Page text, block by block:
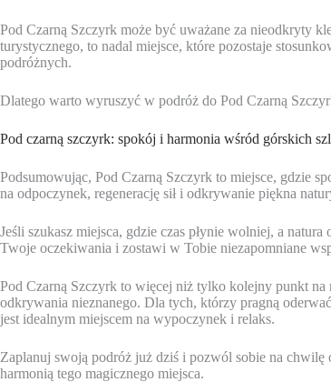
Pod Czarną Szczyrk może być uważane za nieodkryty
turystycznego, to nadal miejsce, które pozostaje
podróżnych.
Dlatego warto wyruszyć w podróż do Pod Czarną
Pod czarną szczyrk: spokój i harmonia wśród górskich
Podsumowując, Pod Czarną Szczyrk to miejsce, gdzie
na odpoczynek, regenerację sił i odkrywanie piękna
Jeśli szukasz miejsca, gdzie czas płynie wolniej, a
Twoje oczekiwania i zostawi w Tobie niezapomniane
Pod Czarną Szczyrk to więcej niż tylko kolejny punkt
odkrywania nieznanego. Dla tych, którzy pragną
jest idealnym miejscem na wypoczynek i relaks.
Zaplanuj swoją podróż już dziś i pozwól sobie na chwilę
harmonią tego magicznego miejsca.